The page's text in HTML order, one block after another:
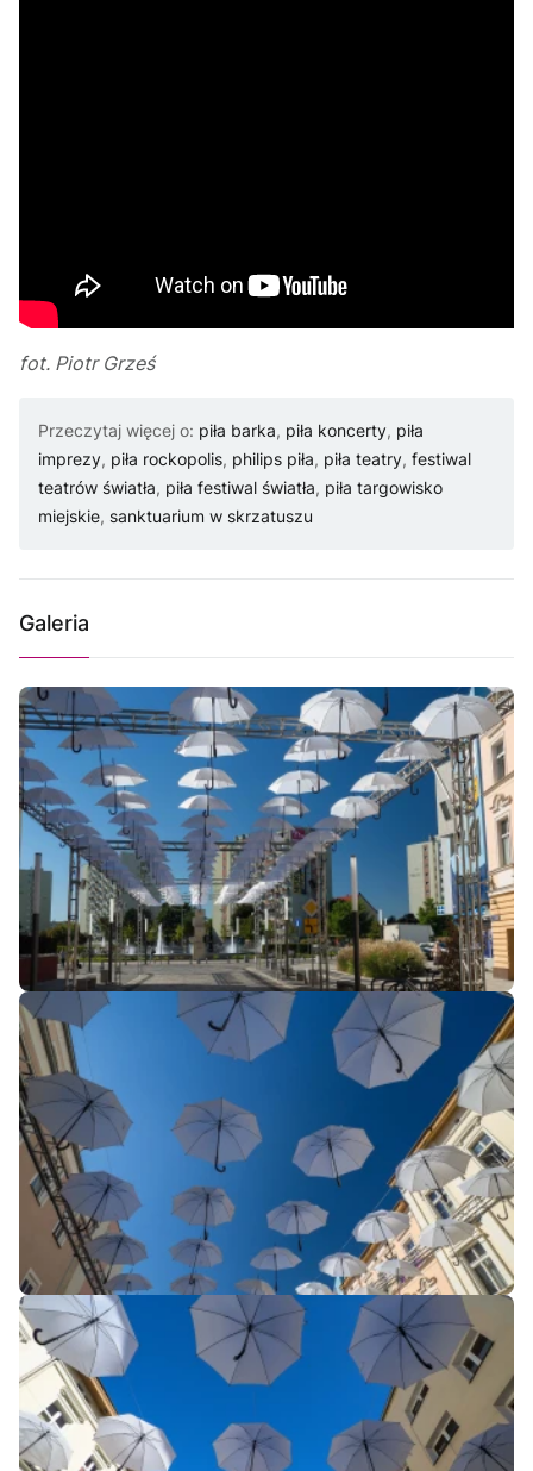
fot. Piotr Grześ
Przeczytaj więcej o: piła barka, piła koncerty, piła
imprezy, piła rockopolis, philips piła, piła teatry, festiwal
teatrów światła, piła festiwal światła, piła targowisko
miejskie, sanktuarium w skrzatuszu
Galeria